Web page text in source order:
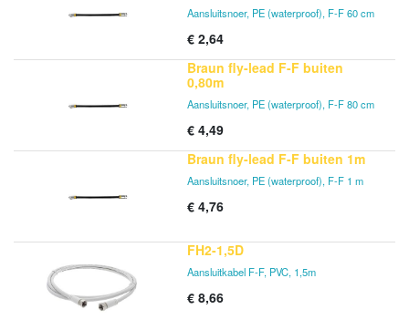
Aansluitsnoer, PE (waterproof), F-F 60 cm
€ 2,64
Braun fly-lead F-F buiten
0,80m
Aansluitsnoer, PE (waterproof), F-F 80 cm
€ 4,49
Braun fly-lead F-F buiten 1m
Aansluitsnoer, PE (waterproof), F-F 1 m
€ 4,76
FH2-1,5D
Aansluitkabel F-F, PVC, 1,5m
€ 8,66